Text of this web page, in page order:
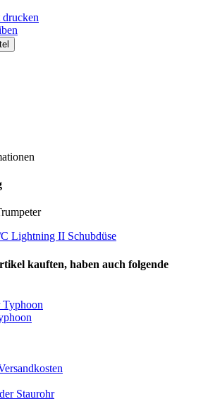
kauften, haben auch folgende